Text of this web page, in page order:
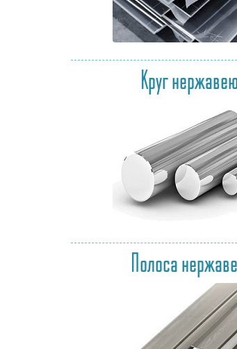
Круг
Полоса